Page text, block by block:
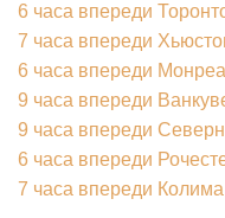
6 часа впереди
7 часа впереди
6 часа впереди
9 часа впереди
9 часа впереди
6 часа впереди
7 часа впереди Колима